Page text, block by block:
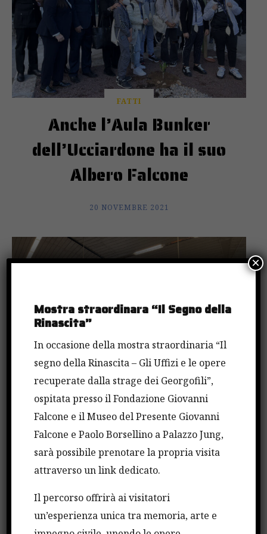
FATTI
Anche l’Aula Bunker
dell’Ucciardone ha il suo
Albero Falcone
20 NOVEMBRE 2021
Gli Alberi Falcone
cresceranno nelle scuole,
nasce il bosco diffuso della
Mostra straordinara “Il Segno della
Rinascita”
In occasione della mostra straordinaria “Il
segno della Rinascita – Gli Uffizi e le opere
recuperate dalla strage dei Georgofili”,
ospitata presso il Fondazione Giovanni
Falcone e il Museo del Presente Giovanni
Falcone e Paolo Borsellino a Palazzo Jung,
sarà possibile prenotare la propria visita
attraverso un link dedicato.
Il percorso offrirà ai visitatori
un’esperienza unica tra memoria, arte e
×